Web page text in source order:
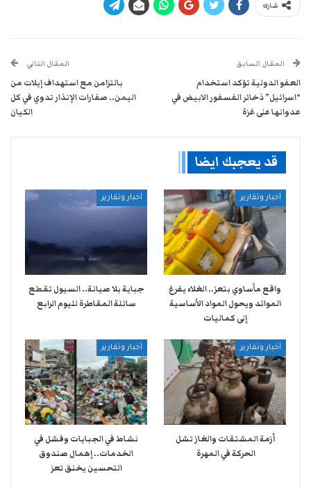
شارك
المقال السابق
العفو الدولية تؤكد استخدام
“اسرائيل” ذخائر الفسفور الابيض في
عدوانها على غزة
المقال التالي
بالتزامن مع استهداف إيلات من
اليمن.. صفارات الإنذار تدوي في كل
الكيان
قد يعجبك ايضا
أخبار وتقارير
واقع مأساوي بتعز.. الغلاء يفرغ
الموائد ويحول المواد الأساسية
إلى كماليات
أخبار وتقارير
جباية بلا صيانة.. السيول تقطع
سائلة المقاطرة لليوم الرابع
أخبار وتقارير
أزمة المشتقات والغاز تشل
الحركة في المهرة ​
أخبار وتقارير
نشاط في الجبايات وفشل في
الخدمات.. إهمال صندوق
التحسين يخنق تعز